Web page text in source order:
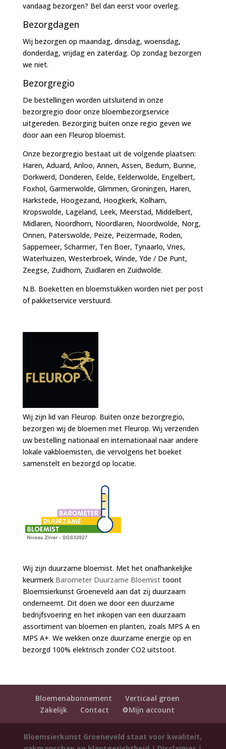
vandaag bezorgen? Bel dan eerst voor overleg.
Bezorgdagen
Wij bezorgen op maandag, dinsdag, woensdag,
donderdag, vrijdag en zaterdag. Op zondag bezorgen
we niet.
Bezorgregio
De bestellingen worden uitsluitend in onze
bezorgregio door onze bloembezorgservice
uitgereden. Bezorging buiten onze regio geven we
door aan een Fleurop bloemist.
Onze bezorgregio bestaat uit de volgende plaatsen:
Haren, Aduard, Anloo, Annen, Assen, Bedum, Bunne,
Dorkwerd, Donderen, Eelde, Eelderwolde, Engelbert,
Foxhol, Garmerwolde, Glimmen, Groningen, Haren,
Harkstede, Hoogezand, Hoogkerk, Kolham,
Kropswolde, Lageland, Leek, Meerstad, Middelbert,
Midlaren, Noordhorn, Noordlaren, Noordwolde, Norg,
Onnen, Paterswolde, Peize, Peizermade, Roden,
Sappemeer, Scharmer, Ten Boer, Tynaarlo, Vries,
Waterhuizen, Westerbroek, Winde, Yde / De Punt,
Zeegse, Zuidhorn, Zuidlaren en Zuidwolde.
N.B. Boeketten en bloemstukken worden niet per post
of pakketservice verstuurd.
Wij zijn lid van Fleurop. Buiten onze bezorgregio,
bezorgen wij de bloemen met Fleurop. Wij verzenden
uw bestelling nationaal en internationaal naar andere
lokale vakbloemisten, die vervolgens het boeket
samenstelt en bezorgd op locatie.
Wij zijn duurzame bloemist. Met het onafhankelijke
keurmerk Barometer Duurzame Bloemisttoont
Bloemsierkunst Groeneveld aan dat zij duurzaam
onderneemt. Dit doen we door een duurzame
bedrijfsvoering en het inkopen van een duurzaam
assortiment van bloemen en planten, zoals MPS A en
MPS A+. We wekken onze duurzame energie op en
bezorgd 100% elektrisch zonder CO2 uitstoot.
Bloemenabonnement
Verticaal groen
Zakelijk
Contact ⚙️Mijn account
Bloemsierkunst Groeneveld staat voor kwaliteit,